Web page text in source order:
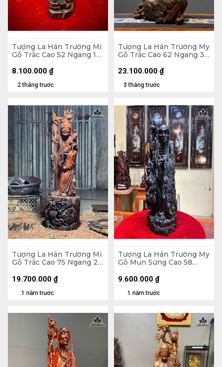
Tượng La Hán Trường Mi
Gỗ Trắc Cao 52 Ngang 15
2 tháng trước
8.100.000 ₫
Tượng La Hán Trường My
Gỗ Trắc Cao 62 Ngang 38
3 tháng trước
23.100.000 ₫
Tượng La Hán Trường Mi
Gỗ Trắc Cao 75 Ngang 22
1 năm trước
19.700.000 ₫
Tượng La Hán Trường My
Gỗ Mun Sừng Cao 58
Gỗ Trắc 9,5 Vuông 22
1 năm trước
9.600.000 ₫